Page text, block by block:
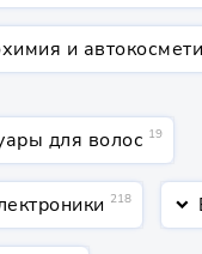
и
для волос 19
218 keyboard_arrow_down